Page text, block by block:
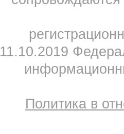
11.10.2019
Политика в